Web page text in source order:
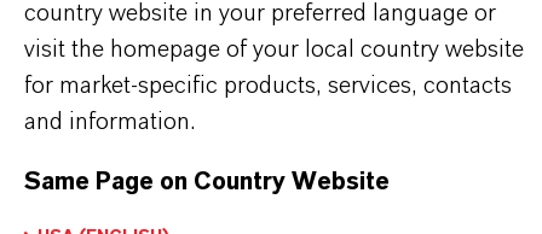
INFORMAÇÕES SOBRE O PRODUTO
country website in your preferred language or
visit the homepage of your local country website
for market-specific products, services, contacts
and information.
Same Page on Country Website